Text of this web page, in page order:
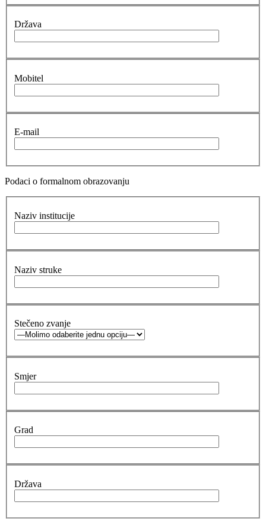
Država
Mobitel
E-mail
Podaci o formalnom obrazovanju
Naziv institucije
Naziv struke
Stečeno zvanje
Smjer
Grad
Država